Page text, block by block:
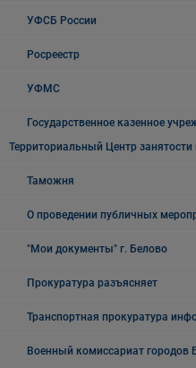
УФСБ России
Росреестр
УФМС
Государственное казенное
Территориальный Центр
Таможня
О проведении публичных
"Мои документы" г. Белово
Прокуратура разъясняет
Транспортная прокуратура
Военный комиссариат городов